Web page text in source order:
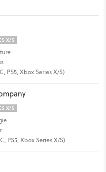
X/S
PS5, Xbox Series X/S)
X/S
PS5, Xbox Series X/S)